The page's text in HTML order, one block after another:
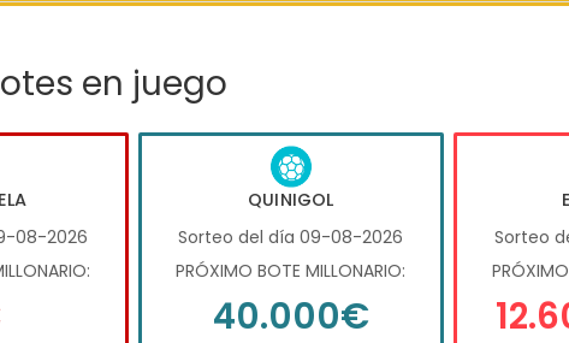
en juego
08-2026
QUINIGOL
Sorteo del día 09-08-2026
PRÓXIMO BOTE MILLONARIO:
40.000€
Sorteo